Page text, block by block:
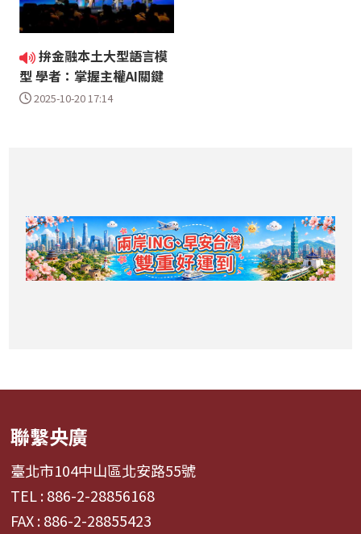
拚金融本土大型語言模
型 學者：掌握主權AI關鍵
2025-10-20 17:14
聯繫央廣
臺北市104中山區北安路55號
TEL : 886-2-28856168
FAX : 886-2-28855423